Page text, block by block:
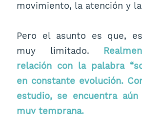
movimiento, la atención y
Pero el asunto es que,
muy limitado.
relación con la palabra
en constante evolución.
estudio, se encuentra aún
muy temprana.